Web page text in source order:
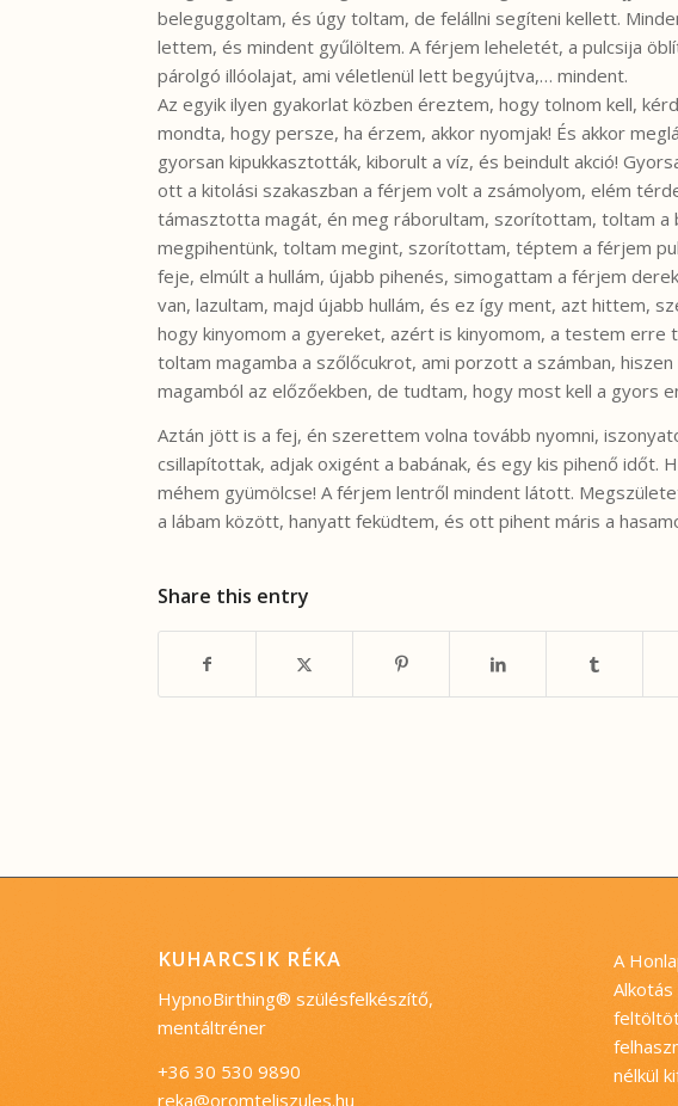
beleguggoltam, és úgy toltam, de felállni segíteni kellett.
lettem, és mindent gyűlöltem. A férjem leheletét, a pulcsija
párolgó illóolajat, ami véletlenül lett begyújtva,… mindent.
Az egyik ilyen gyakorlat közben éreztem, hogy tolnom kell,
mondta, hogy persze, ha érzem, akkor nyomjak! És akkor
gyorsan kipukkasztották, kiborult a víz, és beindult akció!
ott a kitolási szakaszban a férjem volt a zsámolyom, elém
támasztotta magát, én meg ráborultam, szorítottam, toltam a
megpihentünk, toltam megint, szorítottam, téptem a férjem
feje, elmúlt a hullám, újabb pihenés, simogattam a férjem
van, lazultam, majd újabb hullám, és ez így ment, azt hittem,
hogy kinyomom a gyereket, azért is kinyomom, a testem erre
toltam magamba a szőlőcukrot, ami porzott a számban,
magamból az előzőekben, de tudtam, hogy most kell a gyors
Aztán jött is a fej, én szerettem volna tovább nyomni,
csillapítottak, adjak oxigént a babának, és egy kis pihenő időt.
méhem gyümölcse! A férjem lentről mindent látott.
a lábam között, hanyatt feküdtem, és ott pihent máris a
Share this entry
KUHARCSIK RÉKA
HypnoBirthing® szülésfelkészítő,
mentáltréner
+36 30 530 9890
reka@oromteliszules.hu
A
nélkül